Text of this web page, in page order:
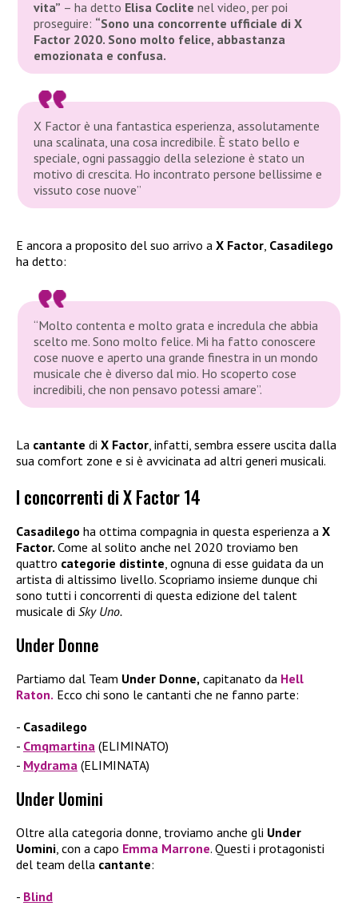
vita” – ha detto Elisa Coclite nel video, per poi
proseguire: “Sono una concorrente ufficiale di X
Factor 2020. Sono molto felice, abbastanza
emozionata e confusa.
X Factor è una fantastica esperienza, assolutamente
una scalinata, una cosa incredibile. È stato bello e
speciale, ogni passaggio della selezione è stato un
motivo di crescita. Ho incontrato persone bellissime e
vissuto cose nuove”
E ancora a proposito del suo arrivo a X Factor, Casadilego
ha detto:
“Molto contenta e molto grata e incredula che abbia
scelto me. Sono molto felice. Mi ha fatto conoscere
cose nuove e aperto una grande finestra in un mondo
musicale che è diverso dal mio. Ho scoperto cose
incredibili, che non pensavo potessi amare”.
La cantante di X Factor , infatti, sembra essere uscita dalla
sua comfort zone e si è avvicinata ad altri generi musicali.
I concorrenti di X Factor 14
Casadilego ha ottima compagnia in questa esperienza a X
Factor. Come al solito anche nel 2020 troviamo ben
quattro categorie distinte , ognuna di esse guidata da un
artista di altissimo livello. Scopriamo insieme dunque chi
sono tutti i concorrenti di questa edizione del talent
musicale di Sky Uno.
Under Donne
Partiamo dal Team Under Donne, capitanato da Hell
Raton. Ecco chi sono le cantanti che ne fanno parte:
Casadilego
Cmqmartina (ELIMINATO)
Mydrama (ELIMINATA)
Under Uomini
Oltre alla categoria donne, troviamo anche gli Under
Uomini , con a capo Emma Marrone. Questi i protagonisti
del team della cantante:
Blind